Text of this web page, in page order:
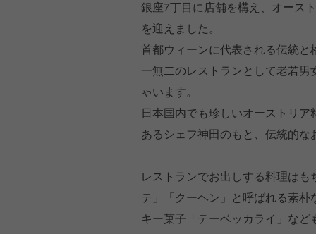
銀座7丁目に店舗を構え、オース
を迎えました。
首都ウィーンに代表される伝統
一無二のレストランとして老若
ゃいます。
日本国内でも珍しいオーストリ
あるシェフ神田のもと、伝統的
レストランでお出しする料理は
テ」「クーヘン」と呼ばれる素
キー菓子「テーベッカライ」な